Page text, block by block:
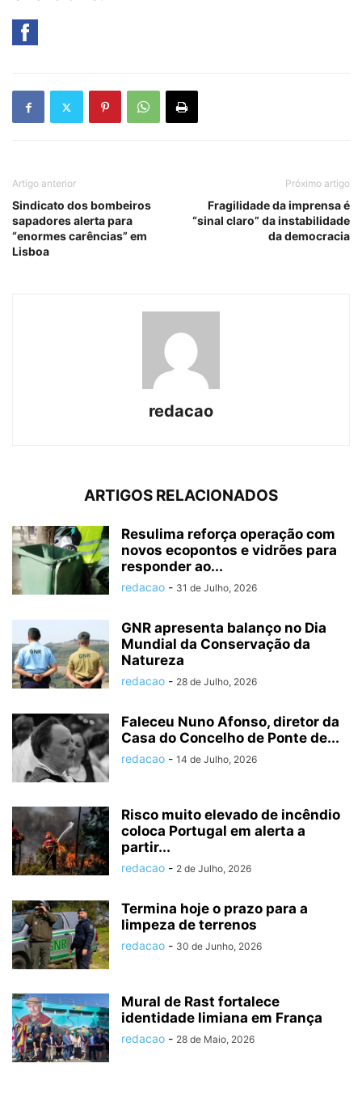
Artigo anterior
Sindicato dos bombeiros
sapadores alerta para
“enormes carências” em
Lisboa
Próximo artigo
Fragilidade da imprensa é
“sinal claro” da instabilidade
da democracia
redacao
ARTIGOS RELACIONADOS
Resulima reforça operação com
novos ecopontos e vidrões para
responder ao...
redacao - 31 de Julho, 2026
GNR apresenta balanço no Dia
Mundial da Conservação da
Natureza
redacao - 28 de Julho, 2026
Faleceu Nuno Afonso, diretor da
Casa do Concelho de Ponte de...
redacao - 14 de Julho, 2026
Risco muito elevado de incêndio
coloca Portugal em alerta a
partir...
redacao - 2 de Julho, 2026
Termina hoje o prazo para a
limpeza de terrenos
redacao - 30 de Junho, 2026
Mural de Rast fortalece
identidade limiana em França
redacao - 28 de Maio, 2026